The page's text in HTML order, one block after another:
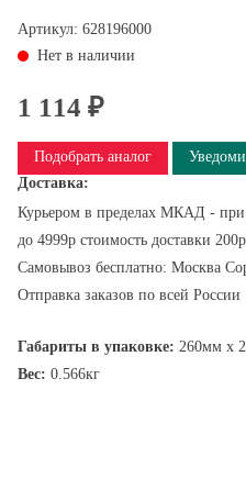
Артикул: 628196000
Нет в наличии
1 114 ₽
Подобрать аналог
Доставка:
Курьером в пределах МКАД - при
до 4999р стоимость доставки
Самовывоз бесплатно: Москва
Отправка заказов по всей России
Габариты в упаковке: 260мм x
Вес: 0.566кг